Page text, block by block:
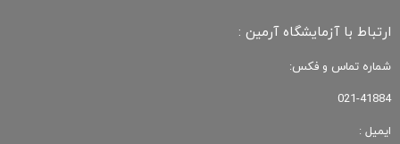
ارتباط با آزمایشگاه آرمین :
شماره تماس و فکس:
021-41884
ایمیل :